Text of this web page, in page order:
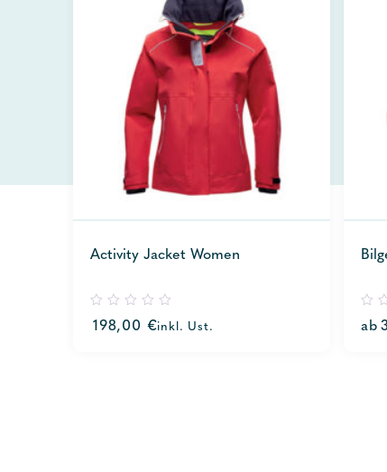
Activity Jacket Women
out
198,00 €inkl. Ust. ab